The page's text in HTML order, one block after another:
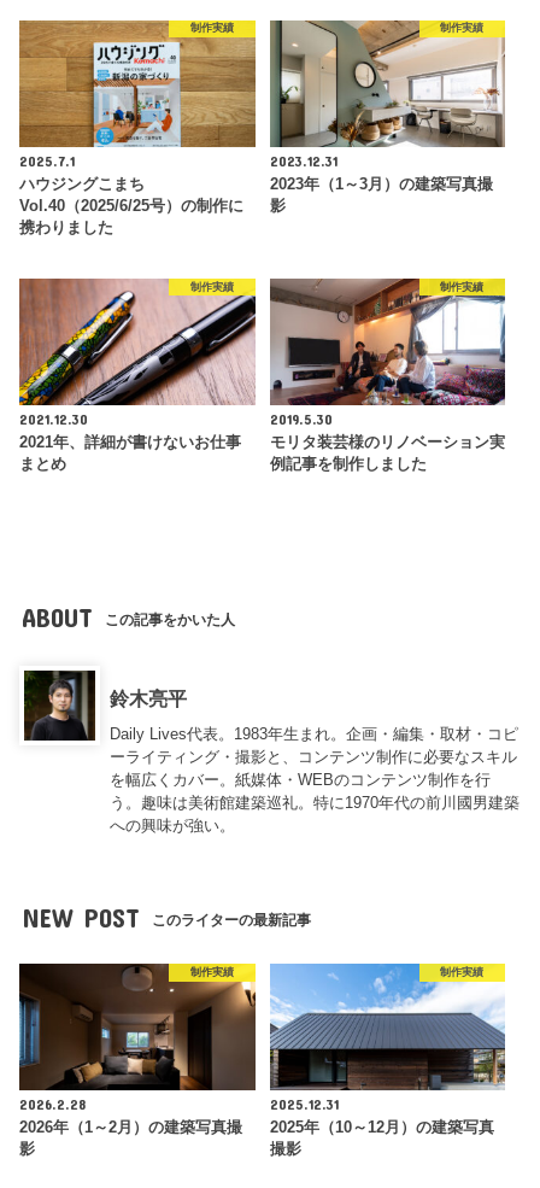
制作実績
2025.7.1
ハウジングこまち
Vol.40（2025/6/25号）の制作に
携わりました
制作実績
2023.12.31
2023年（1～3月）の建築写真撮
影
制作実績
2021.12.30
2021年、詳細が書けないお仕事
まとめ
制作実績
2019.5.30
モリタ装芸様のリノベーション実
例記事を制作しました
ABOUT この記事をかいた人
鈴木亮平
Daily Lives代表。1983年生まれ。企画・編集・取材・コピ
ーライティング・撮影と、コンテンツ制作に必要なスキル
を幅広くカバー。紙媒体・WEBのコンテンツ制作を行
う。趣味は美術館建築巡礼。特に1970年代の前川國男建築
への興味が強い。
NEW POST このライターの最新記事
制作実績
2026.2.28
2026年（1～2月）の建築写真撮
影
制作実績
2025.12.31
2025年（10～12月）の建築写真
撮影